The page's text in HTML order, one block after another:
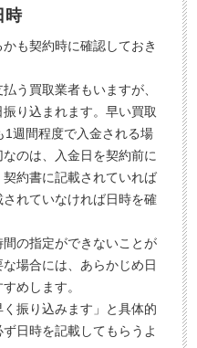
時
も契約時に確認しておき
う買取業者もいますが、
り込まれます。早い買取
週間程度で入金される場
のは、入金日を契約前に
約書に記載されていれば
れていなければ日時を確
の指定ができないことが
場合には、あらかじめ日
めします。
振り込みます」と具体的
日時を記載してもらうよ